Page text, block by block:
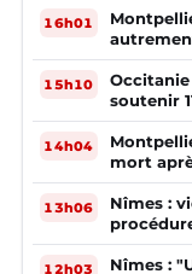
16h01
15h10
soutenir
14h04
mort
13h06
Nîmes :
réagit
12h03
Nîmes :